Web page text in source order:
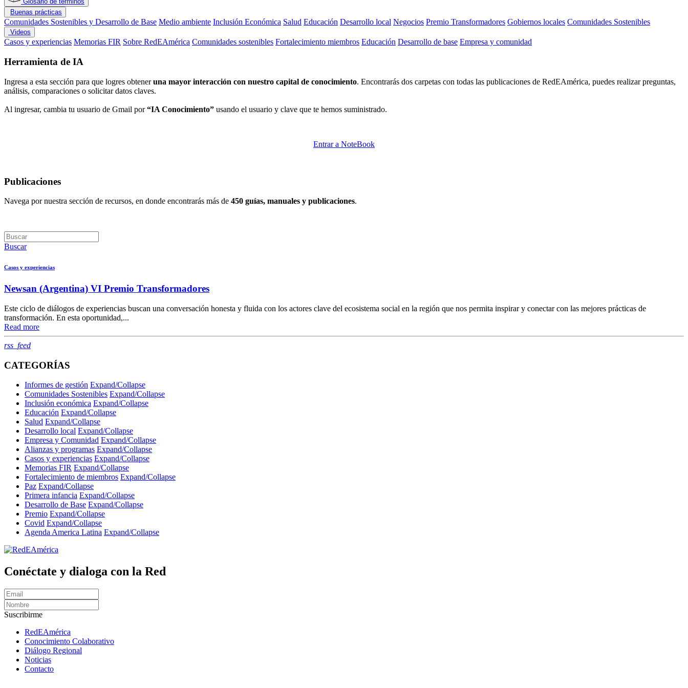
Buenas prácticas
Comunidades Sostenibles y Desarrollo de Base Medio ambiente Inclusión Económica Salud Educación Desarrollo local Negocios Premio Transformadores Gobiernos locales Comunidades Sostenibles
Videos
Casos y experiencias Memorias FIR Sobre RedEAmérica Comunidades sostenibles Fortalecimiento miembros Educación Desarrollo de base Empresa y comunidad
Herramienta de IA
Ingresa a esta sección para que logres obteneruna mayor interacción con nuestro capital de conocimiento. Encontrarás dos carpetas con todas las publicaciones de RedEAmérica, puedes realizar preguntas,
análisis, comparaciones o solicitar datos claves.
Al ingresar, cambia tu usuario de Gmail por“IA Conocimiento” usando el usuario y clave que te hemos suministrado.
Entrar a NoteBook
Publicaciones
Navega por nuestra sección de recursos, en donde encontrarás más de 450 guías, manuales y publicaciones.
Buscar
Casos y experiencias
Newsan (Argentina) VI Premio Transformadores
Este ciclo de diálogos de experiencias buscan una conversación honesta y fluida con los actores clave del ecosistema social en la región que nos permita inspirar y conectar con las mejores prácticas de
transformación. En esta oportunidad,...
Read more
rss_feedRSS
CATEGORÍAS
Informes de gestión Expand/Collapse
Comunidades Sostenibles Expand/Collapse
Inclusión económica Expand/Collapse
Educación Expand/Collapse
Salud Expand/Collapse
Desarrollo local Expand/Collapse
Empresa y Comunidad Expand/Collapse
Alianzas y programas Expand/Collapse
Casos y experiencias Expand/Collapse
Memorias FIR Expand/Collapse
Fortalecimiento de miembros Expand/Collapse
Paz Expand/Collapse
Primera infancia Expand/Collapse
Desarrollo de Base Expand/Collapse
Premio Expand/Collapse
Covid Expand/Collapse
Agenda America Latina Expand/Collapse
Conéctate y dialoga con la Red
Suscribirme
RedEAmérica
Conocimiento Colaborativo
Diálogo Regional
Noticias
Contacto